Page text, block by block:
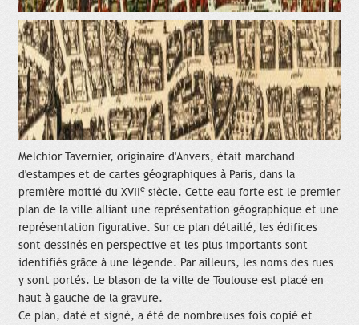
Melchior Tavernier, originaire d'Anvers, était marchand
d'estampes et de cartes géographiques à Paris, dans la
première moitié du XVIIe siècle. Cette eau forte est le premier
plan de la ville alliant une représentation géographique et une
représentation figurative. Sur ce plan détaillé, les édifices
sont dessinés en perspective et les plus importants sont
identifiés grâce à une légende. Par ailleurs, les noms des rues
y sont portés. Le blason de la ville de Toulouse est placé en
haut à gauche de la gravure.
Ce plan, daté et signé, a été de nombreuses fois copié et